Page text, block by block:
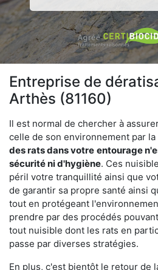
Entreprise de
Arthès (81160)
Il est normal de chercher à
celle de son environnement par
des rats dans votre entourage
sécurité ni d'hygiène. Ces
péril votre tranquillité ainsi que
de garantir sa propre santé ainsi
tout en protégeant
prendre par des procédés
tout nuisible dont les rats en
passe par diverses stratégies.
En plus, c'est bientôt le retour de